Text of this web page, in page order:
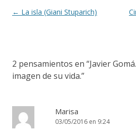
Navegación de entradas
← La isla (Giani Stuparich)
2 pensamientos en “Javier
imagen de su vida.”
Marisa
03/05/2016 en 9:24